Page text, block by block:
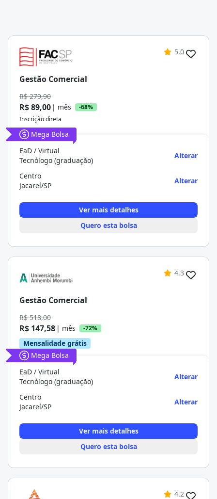
5.0
Gestão Comercial
R$ 279,90
R$ 89,00 | mês
-68%
Inscrição direta
Mega Bolsa
EaD / Virtual
Tecnólogo (graduação)
Alterar
Centro
Jacareí/SP
Alterar
Ver mais detalhes
Quero esta bolsa
4.3
Gestão Comercial
R$ 518,00
R$ 147,58 | mês -72%
Mensalidade grátis
Mega Bolsa
EaD / Virtual
Tecnólogo (graduação)
Alterar
Centro
Jacareí/SP
Alterar
Ver mais detalhes
Quero esta bolsa
4.2